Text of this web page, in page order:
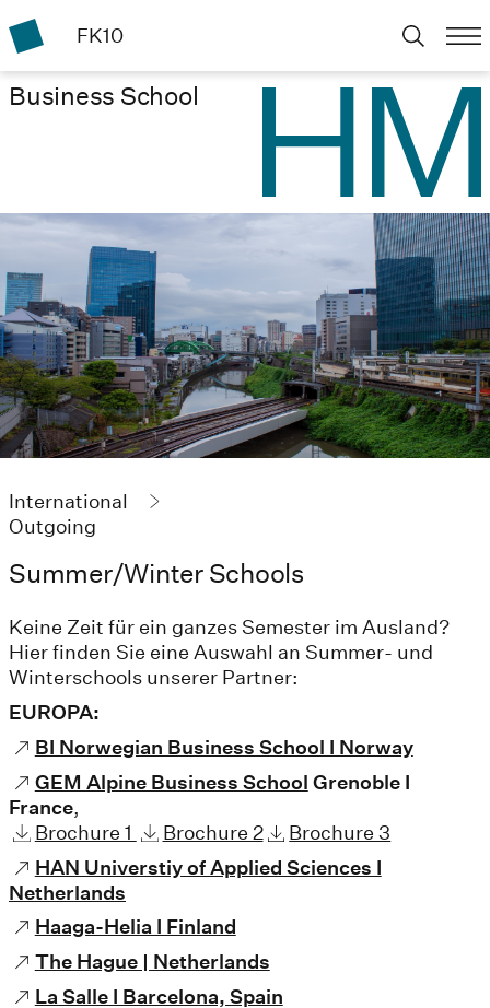
FK10
Business School
International
Outgoing
Summer/Winter Schools
Keine Zeit für ein ganzes Semester im Ausland?
Hier finden Sie eine Auswahl an Summer- und
Winterschools unserer Partner:
EUROPA:
BI Norwegian Business School I Norway
GEM Alpine Business School Grenoble I
France,
Brochure 1
Brochure 2
Brochure 3
HAN Universtiy of Applied Sciences I
Netherlands
Haaga-Helia I Finland
The Hague | Netherlands
La Salle I Barcelona, Spain